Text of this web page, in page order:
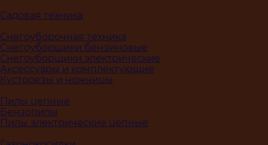
Садовая техника
Снегоуборочная техника
Снегоуборщики бензиновые
Снегоуборщики электрические
Аксессуары и комплектующие
Кусторезы и ножницы
Пилы цепные
Бензопилы
Пилы электрические цепные